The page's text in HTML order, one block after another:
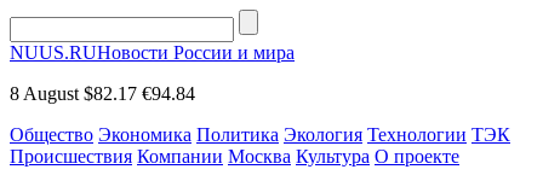
NUUS.RUНовости России и мира
8 August $82.17 €94.84
Общество Экономика Политика Экология Технологии ТЭК
Происшествия Компании Москва Культура О проекте